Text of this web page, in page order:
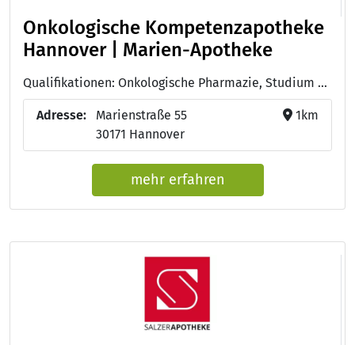
Onkologische Kompetenzapotheke
Hannover | Marien-Apotheke
Qualifikationen: Onkologische Pharmazie, Studium der Pharmazie (Apotheker:in)
Adresse:
Marienstraße 55
30171 Hannover
1km
mehr erfahren